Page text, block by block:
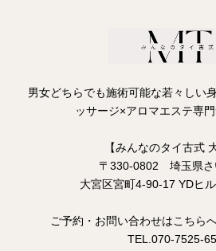
男女どちらでも施術可能な若々しい
ッサージ×アロマエステ専門
【みんなのタイ古式
〒330-0802 埼玉県さ
大宮区宮町4-90-17 YDヒ
ご予約・お問い合わせはこちら
TEL.070-7525-